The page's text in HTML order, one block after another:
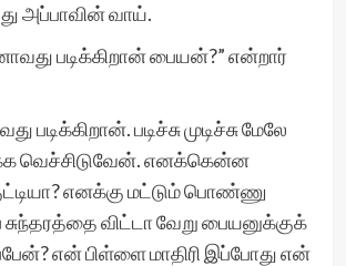
அப்பாவின் வாய்.
படிக்கிறான் பையன்?” என்றார்
படிக்கிறான். படிச்சு முடிச்சு மேலே
வெச்சிடுவேன். எனக்கென்ன
எனக்கு மட்டும் பொண்ணு
சுந்தரத்தை விட்டா வேறு பையனுக்குக்
என் பிள்ளை மாதிரி இப்போது என்